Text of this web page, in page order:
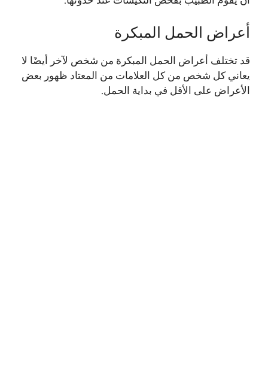
أعراض الحمل المبكرة
قد تختلف أعراض الحمل المبكرة من شخص لآخر أيضًا لا
يعاني كل شخص من كل العلامات من المعتاد ظهور بعض
الأعراض على الأقل في بداية الحمل.